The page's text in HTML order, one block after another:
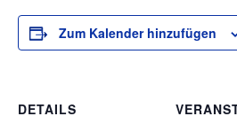
Zum Kalender hinzufügen
DETAILS